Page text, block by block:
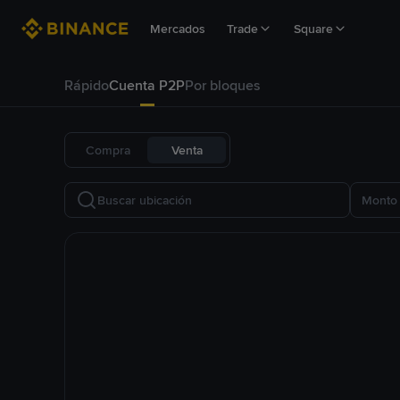
Mercados Trade Square
RápidoCuenta P2PPor bloques
Compra Venta